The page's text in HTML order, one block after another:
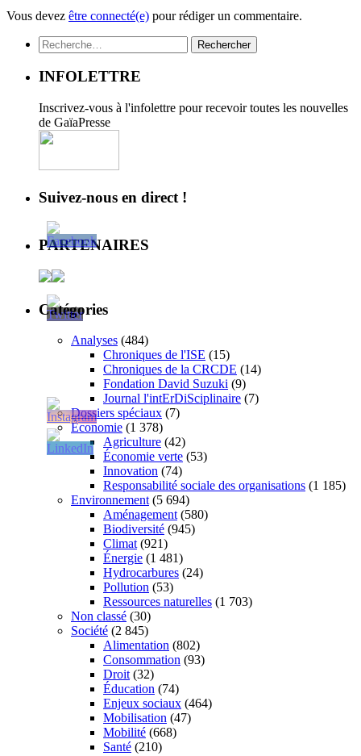
Vous devez être connecté(e) pour rédiger un commentaire.
Rechercher :
INFOLETTRE
Inscrivez-vous à l'infolettre pour recevoir toutes les nouvelles
de GaïaPresse
Suivez-nous en direct !
PARTENAIRES
Catégories
Analyses (484)
Chroniques de l'ISE (15)
Chroniques de la CRCDE (14)
Fondation David Suzuki (9)
Journal l'intErDiSciplinaire (7)
Dossiers spéciaux (7)
Économie (1 378)
Agriculture (42)
Économie verte (53)
Innovation (74)
Responsabilité sociale des organisations (1 185)
Environnement (5 694)
Aménagement (580)
Biodiversité (945)
Climat (921)
Énergie (1 481)
Hydrocarbures (24)
Pollution (53)
Ressources naturelles (1 703)
Non classé (30)
Société (2 845)
Alimentation (802)
Consommation (93)
Droit (32)
Éducation (74)
Enjeux sociaux (464)
Mobilisation (47)
Mobilité (668)
Santé (210)